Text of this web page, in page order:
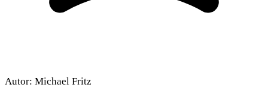
Autor: Michael Fritz